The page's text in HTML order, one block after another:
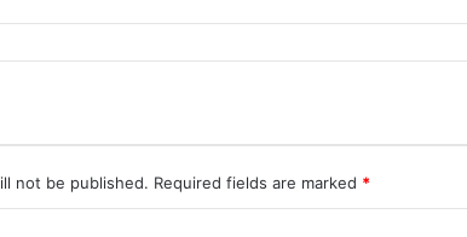
not be published. Required fields are marked *